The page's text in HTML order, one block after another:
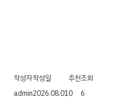
작성자작성일 추천조회
admin2026.08.010
6